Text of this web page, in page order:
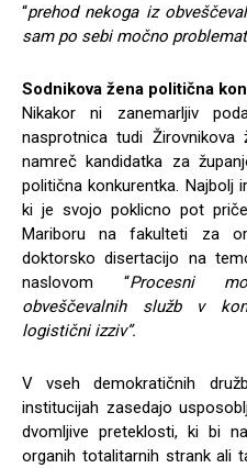
“prehod nekoga iz
sam po sebi močno
Sodnikova žena politična
Nikakor ni zanemarljiv
nasprotnica tudi Žirovnikova
namreč kandidatka za
politična konkurentka. Najbolj
ki je svojo poklicno pot
Mariboru na fakulteti za
doktorsko disertacijo na
naslovom “Procesni
obveščevalnih služb v
logistični izziv”.
V vseh demokratičnih
institucijah zasedajo
dvomljive preteklosti, ki bi
organih totalitarnih strank ali